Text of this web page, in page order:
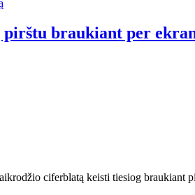
braukiant per
ciferblatą keisti tiesiog braukiant